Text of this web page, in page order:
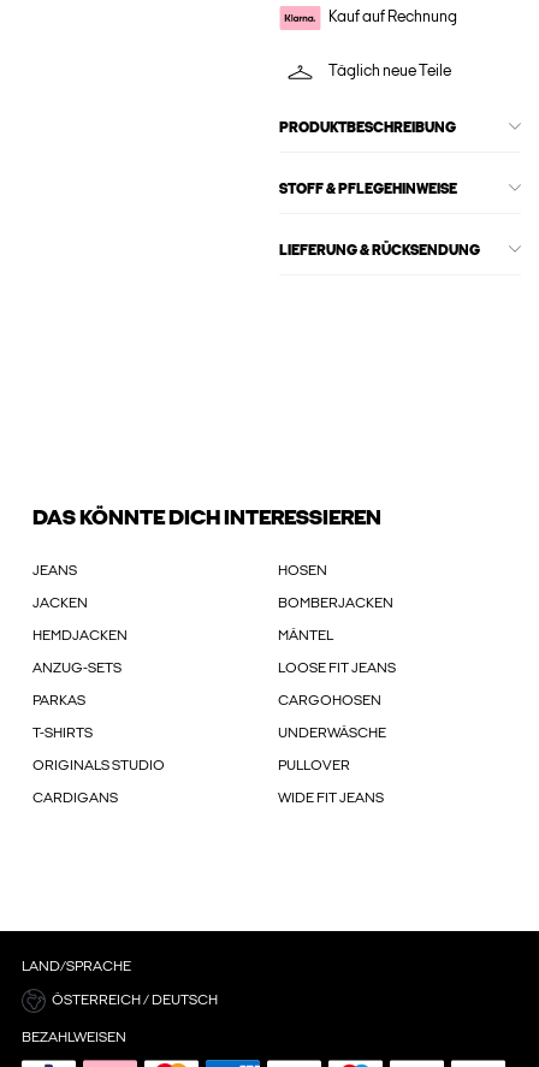
Kauf auf Rechnung
Täglich neue Teile
PRODUKTBESCHREIBUNG
STOFF & PFLEGEHINWEISE
LIEFERUNG & RÜCKSENDUNG
DAS KÖNNTE DICH INTERESSIEREN
JEANS HOSEN
JACKEN BOMBERJACKEN
HEMDJACKEN MÄNTEL
ANZUG-SETS LOOSE FIT JEANS
PARKAS CARGOHOSEN
T-SHIRTS UNDERWÄSCHE
ORIGINALS STUDIO PULLOVER
CARDIGANS WIDE FIT JEANS
LAND/SPRACHE
ÖSTERREICH / DEUTSCH
BEZAHLWEISEN